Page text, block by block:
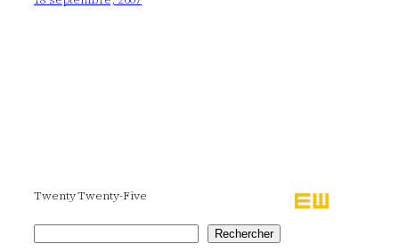
Twenty Twenty-Five
Rechercher Rechercher